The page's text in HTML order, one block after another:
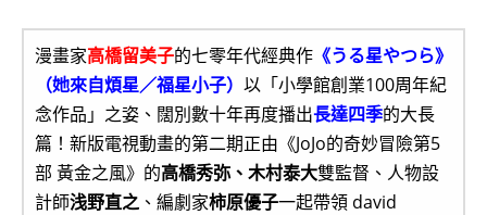
漫畫家高橋留美子的七零年代經典作 《うる星やつら》
（她來自煩星／福星小子） 以「小學館創業100周年紀
念作品」之姿、闊別數十年再度播出長達四季的大長
篇！新版電視動畫的第二期正由《JoJo的奇妙冒險第5
部 黃金之風》的高橋秀弥、木村泰大雙監督、人物設
計師浅野直之 、編劇家柿原優子一起帶領 david